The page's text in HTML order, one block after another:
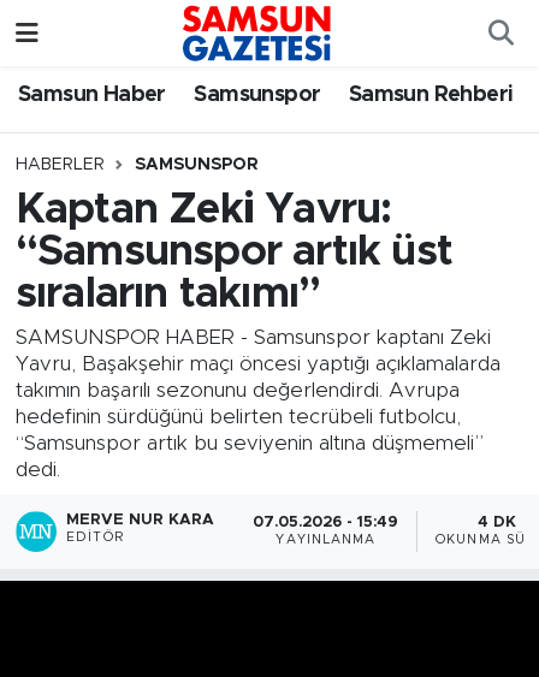
Samsun Haber Samsunspor Samsun Rehberi
HABERLER SAMSUNSPOR
Kaptan Zeki Yavru:
“Samsunspor artık üst
sıraların takımı”
SAMSUNSPOR HABER - Samsunspor kaptanı Zeki
Yavru, Başakşehir maçı öncesi yaptığı açıklamalarda
takımın başarılı sezonunu değerlendirdi. Avrupa
hedefinin sürdüğünü belirten tecrübeli futbolcu,
“Samsunspor artık bu seviyenin altına düşmemeli”
dedi.
MERVE NUR KARA
EDITÖR
07.05.2026 - 15:49
YAYINLANMA
4 DK
OKUNMA
Samsun Haber
Samsun Rehberi
Resmi İlanlar
Samsun Nöbetçi Eczaneler
SAMSUN Namaz Vakitleri
Samsun Trafik Yoğunluk Haritası
Süper Lig Puan Durumu ve Fikstür
Tüm Manşetler
Son Dakika Haberleri
Haber Arşivi